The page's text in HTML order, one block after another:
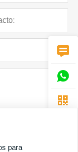



para